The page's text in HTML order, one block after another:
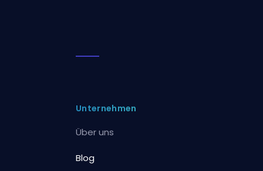
Unternehmen
Über uns
Blog